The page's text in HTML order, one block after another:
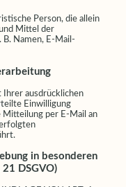
Person, die allein
Mittel der
B. Namen, E-Mail-
Ihrer ausdrücklichen
Einwilligung
per E-Mail an
in besonderen
DSGVO)